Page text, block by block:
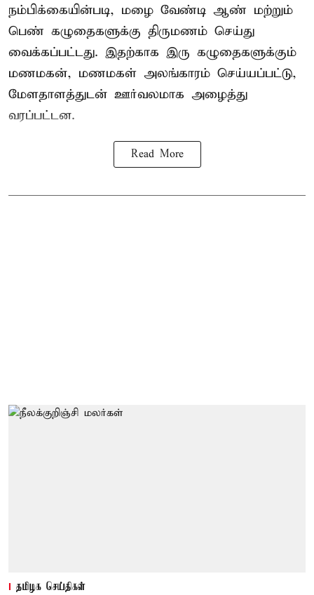
நம்பிக்கையின்படி, மழை வேண்டி ஆண் மற்றும்
பெண் கழுதைகளுக்கு திருமணம் செய்து
வைக்கப்பட்டது. இதற்காக இரு கழுதைகளுக்கும்
மணமகன், மணமகள் அலங்காரம் செய்யப்பட்டு,
மேளதாளத்துடன் ஊர்வலமாக அழைத்து
வரப்பட்டன.
Read More
தமிழக செய்திகள்